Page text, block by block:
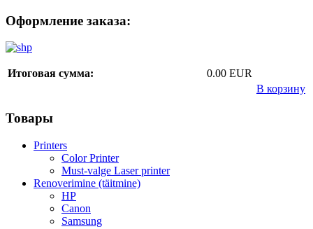
Оформление заказа:
Итоговая сумма:
0.00 EUR
В корзину
Товары
Printers
Color Printer
Must-valge Laser printer
Renoverimine (täitmine)
HP
Canon
Samsung